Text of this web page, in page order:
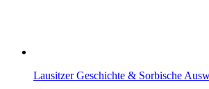
Lausitzer Geschichte & Sorbische